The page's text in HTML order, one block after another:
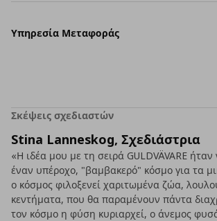
Υπηρεσία Μεταφοράς
Σκέψεις σχεδιαστών
Stina Lanneskog, Σχεδιάστρια
«Η ιδέα μου με τη σειρά GULDVÄVARE
έναν υπέροχο, "βαμβακερό" κόσμο για τα
ο κόσμος φιλοξενεί χαριτωμένα ζώα,
κεντήματα, που θα παραμένουν πάντα
τον κόσμο η φύση κυριαρχεί, ο άνεμος